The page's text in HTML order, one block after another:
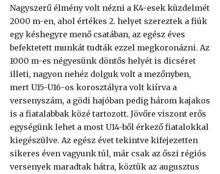
Nagyszerű élmény volt nézni a K4-esek küzdelmét
2000 m-en, ahol értékes 2. helyet szereztek a fiúk
egy késhegyre menő csatában, az egész éves
befektetett munkát tudták ezzel megkoronázni. Az
1000 m-es négyesünk döntős helyét is dicséret
illeti, nagyon nehéz dolguk volt a mezőnyben,
mert U15-U16-os korosztályra volt kiírva a
versenyszám, a gödi hajóban pedig három kajakos
is a fiatalabbak közé tartozott. Jövőre viszont erős
egységünk lehet a most U14-ből érkező fiatalokkal
kiegészülve. Az egész évet tekintve kifejezetten
sikeres éven vagyunk túl, már csak az őszi régiós
versenyek maradtak hátra, köztük az augusztus